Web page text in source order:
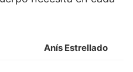
Anís Estrellado